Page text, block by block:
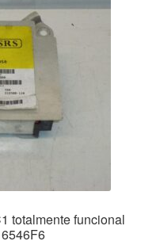
totalmente funcional